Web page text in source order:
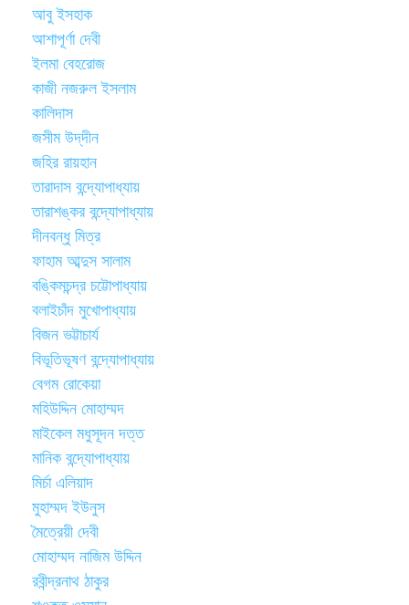
আবু ইসহাক
আশাপূর্ণা দেবী
ইলমা বেহরোজ
কাজী নজরুল ইসলাম
কালিদাস
জসীম উদ্‌দীন
জহির রায়হান
তারাদাস বন্দ্যোপাধ্যায়
তারাশঙ্কর বন্দ্যোপাধ্যায়
দীনবন্ধু মিত্র
ফাহাম আব্দুস সালাম
বঙ্কিমচন্দ্র চট্টোপাধ্যায়
বলাইচাঁদ মুখোপাধ্যায়
বিজন ভট্টাচার্য
বিভূতিভূষণ বন্দ্যোপাধ্যায়
বেগম রোকেয়া
মহিউদ্দিন মোহাম্মদ
মাইকেল মধুসূদন দত্ত
মানিক বন্দ্যোপাধ্যায়
মির্চা এলিয়াদ
মুহাম্মদ ইউনুস
মৈত্রেয়ী দেবী
মোহাম্মদ নাজিম উদ্দিন
রবীন্দ্রনাথ ঠাকুর